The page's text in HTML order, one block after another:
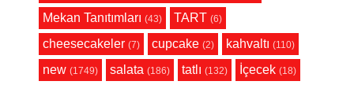
Mekan Tanıtımları (43) TART (6)
cheesecakeler (7) cupcake (2) kahvaltı (110)
new (1749) salata (186) tatlı (132) İçecek (18)